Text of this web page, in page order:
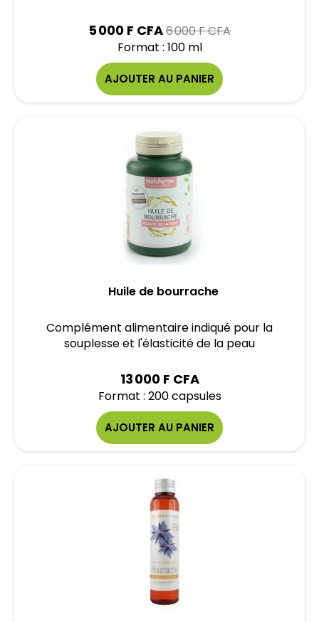
5 000 F CFAPrix
6 000 F CFA
Format : 100 ml
AJOUTER AU PANIER
Huile de bourrache
Complément alimentaire indiqué pour la
souplesse et l'élasticité de la peau
13 000 F CFA
Format : 200 capsules
AJOUTER AU PANIER